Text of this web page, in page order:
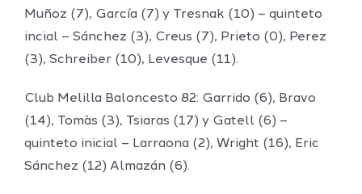
Muñoz (7), García (7) y Tresnak (10) – quinteto
incial – Sánchez (3), Creus (7), Prieto (0), Perez
(3), Schreiber (10), Levesque (11).
Club Melilla Baloncesto 82: Garrido (6), Bravo
(14), Tomàs (3), Tsiaras (17) y Gatell (6) –
quinteto inicial – Larraona (2), Wright (16), Eric
Sánchez (12) Almazán (6).